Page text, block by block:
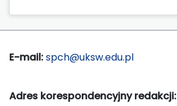
E-mail:spch@uksw.edu.pl
Adres korespondencyjny redakcji: